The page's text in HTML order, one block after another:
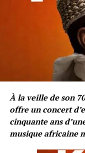
À la veille de son
offre un concert
cinquante ans
musique africaine